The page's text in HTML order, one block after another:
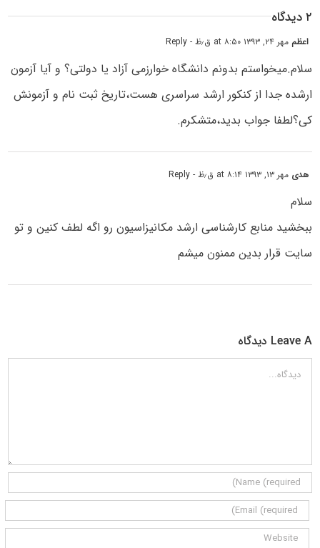
۲ دیدگاه
اعظم مهر ۲۴, ۱۳۹۳ at ۸:۵۰ ق٫ظ - Reply
سلام.میخواستم بدونم دانشگاه خوارزمی آزاد یا دولتی؟ و آیا آزمون
ارشده جدا از کنکور ارشد سراسری هست،تاریخ ثبت نام و آزمونش
کی؟لطفا جواب بدید،متشکرم.
هدی مهر ۱۳, ۱۳۹۳ at ۸:۱۴ ق٫ظ - Reply
سلام
ببخشید منابع کارشناسی ارشد مکانیزاسیون رو اگه لطف کنین و تو
سایت قرار بدین ممنون میشم
Leave A دیدگاه
دیدگاه